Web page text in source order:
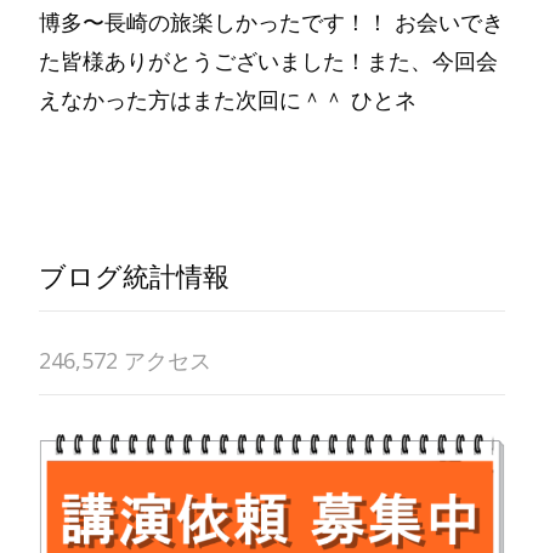
博多〜長崎の旅楽しかったです！！ お会いでき
た皆様ありがとうございました！また、今回会
えなかった方はまた次回に＾＾ ひとネ
ブログ統計情報
246,572 アクセス